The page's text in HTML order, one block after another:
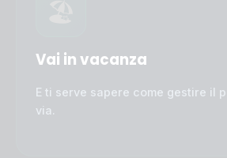
Vai in vacanza
E ti serve sapere come gestire il
via.